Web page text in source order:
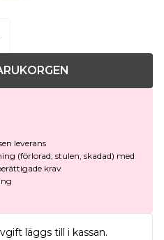
leverans
(förlorad, stulen, skadad) med
krav
läggs till i kassan.